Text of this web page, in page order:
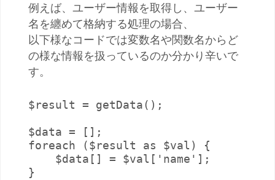
例えば、ユーザー情報を取得し、ユーザー
名を纏めて格納する処理の場合、
以下様なコードでは変数名や関数名からど
の様な情報を扱っているのか分かり辛いで
す。
$result = getData();
$data = [];
foreach ($result as $val) {
    $data[] = $val['name'];
}